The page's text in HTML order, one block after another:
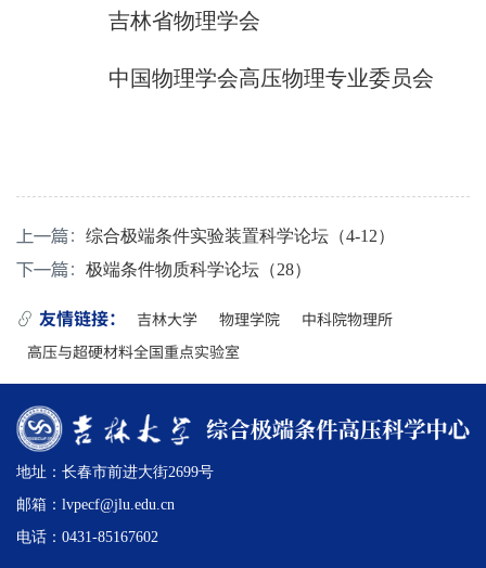
吉林省物理学会
中国物理学会高压物理专业委员会
上一篇： 综合极端条件实验装置科学论坛（4-12）
下一篇： 极端条件物质科学论坛（28）
友情链接： 吉林大学 物理学院
中科院物理所
高压与超硬材料全国重点实验室
地址：长春市前进大街2699号
邮箱：lvpecf@jlu.edu.cn
电话：0431-85167602